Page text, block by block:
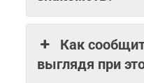
Как
выглядя при